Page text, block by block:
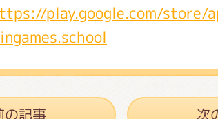
play.google.com/store/
の記事 次